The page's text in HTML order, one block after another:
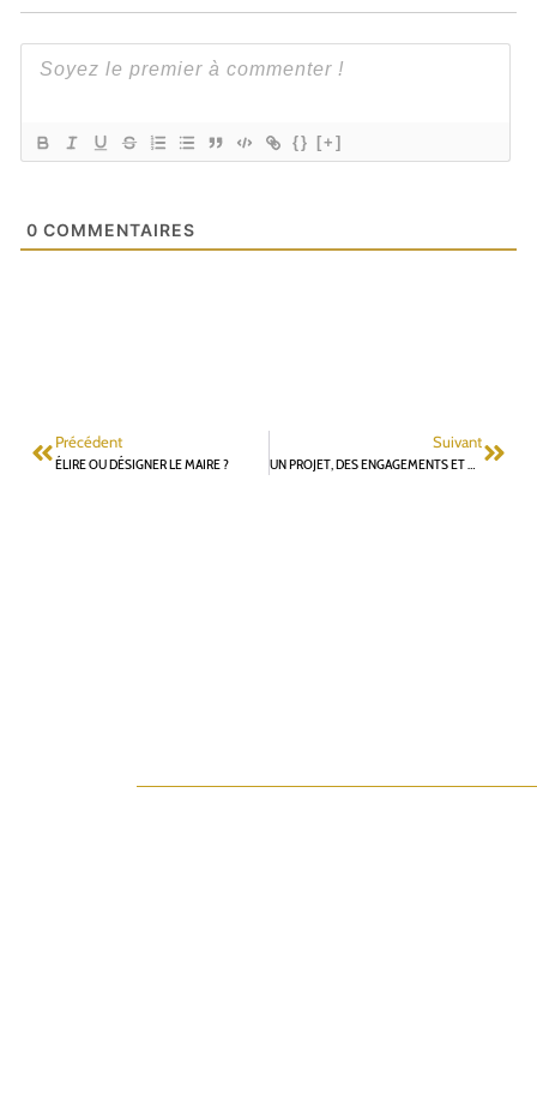
{} [+]
0 COMMENTAIRES
Précédent
ÉLIRE OU DÉSIGNER LE MAIRE ?
Suivant